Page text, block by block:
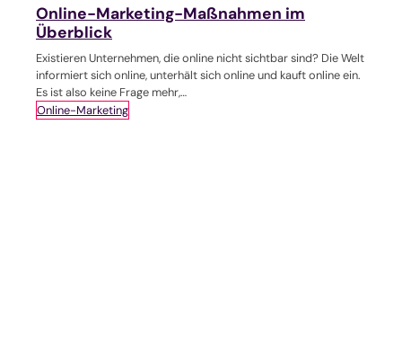
Online-Marketing-Maßnahmen im
Überblick
Existieren Unternehmen, die online nicht sichtbar sind? Die Welt
informiert sich online, unterhält sich online und kauft online ein.
Es ist also keine Frage mehr,…
Online-Marketing